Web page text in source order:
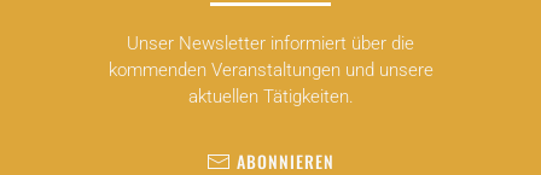
Unser Newsletter informiert über die
kommenden Veranstaltungen und unsere
aktuellen Tätigkeiten.
ABONNIEREN